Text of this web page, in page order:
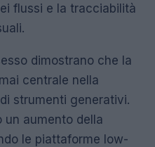
flussi e la tracciabilità
dimostrano che la
centrale nella
strumenti generativi.
un aumento della
le piattaforme low-